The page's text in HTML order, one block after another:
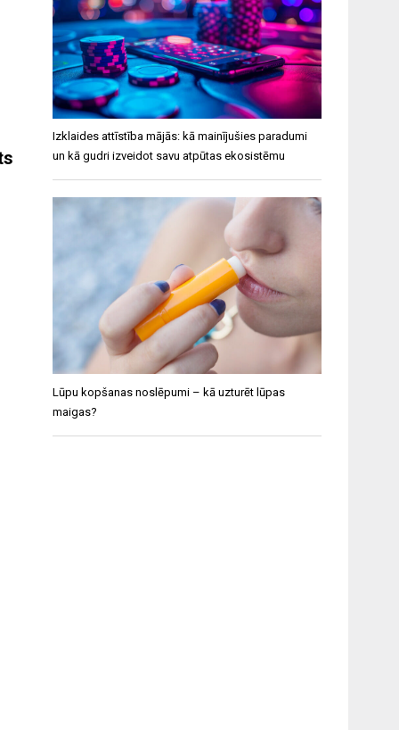
Izklaides attīstība mājās: kā mainījušies paradumi
un kā gudri izveidot savu atpūtas ekosistēmu
Lūpu kopšanas noslēpumi – kā uzturēt lūpas
maigas?